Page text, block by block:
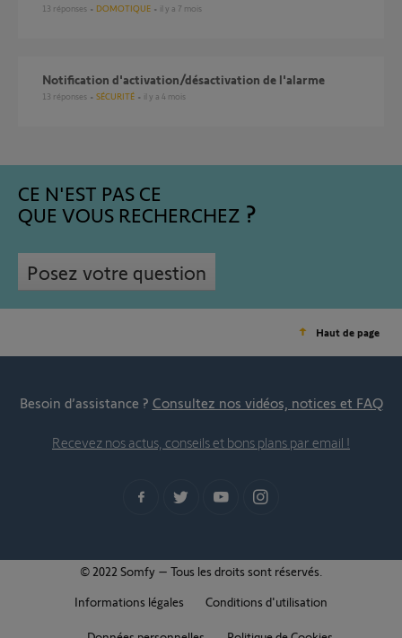
13 réponses DOMOTIQUE il y a 7 mois
Notification d'activation/désactivation de l'alarme
13 réponses SÉCURITÉ il y a 4 mois
CE N'EST PAS CE
QUE VOUS RECHERCHEZ
Posez votre question
Haut de page
Besoin d’assistance ? Consultez nos vidéos, notices et FAQ
Recevez nos actus, conseils et bons plans par email !
© 2022 Somfy – Tous les droits sont réservés.
Informations légales
Conditions d'utilisation